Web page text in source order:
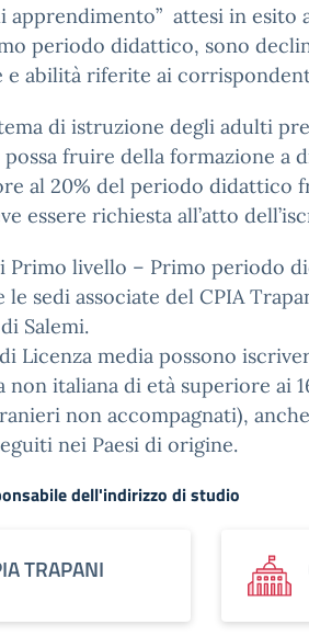
apprendimento” attesi in esito
periodo didattico, sono
e abilità riferite ai
di istruzione degli adulti
possa fruire della formazione a
al 20% del periodo didattico
essere richiesta all’atto
Primo livello – Primo periodo
le sedi associate del CPIA
Salemi.
Licenza media possono
non italiana di età superiore ai
non accompagnati),
nei Paesi di origine.
dell'indirizzo di studio
TRAPANI